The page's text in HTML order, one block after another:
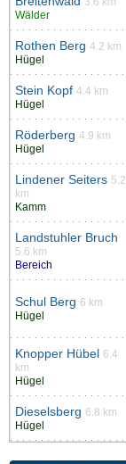
Wälder
Rothen Berg 4.2 km
Hügel
Stein Kopf 4.4 km
Hügel
Röderberg 4.9 km
Hügel
Lindener Seiters 5.2
km
Kamm
Landstuhler Bruch
5.6 km
Bereich
Schul Berg 6 km
Hügel
Knopper Hübel 6.4
km
Hügel
Dieselsberg 6.8 km
Hügel